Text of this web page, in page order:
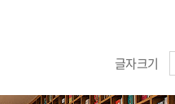
글자크기